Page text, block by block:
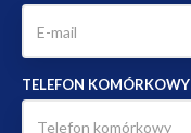
TELEFON KOMÓRKOWY